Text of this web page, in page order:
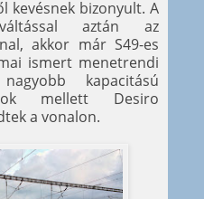
kevésnek bizonyult. A
aztán az
akkor már S49-es
ismert menetrendi
kapacitású
mellett Desiro
a vonalon.